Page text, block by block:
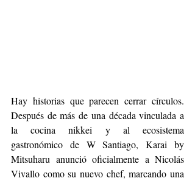
Hay historias que parecen cerrar círculos.
Después de más de una década vinculada a
la cocina nikkei y al ecosistema
gastronómico de W Santiago, Karai by
Mitsuharu anunció oficialmente a Nicolás
Vivallo como su nuevo chef, marcando una